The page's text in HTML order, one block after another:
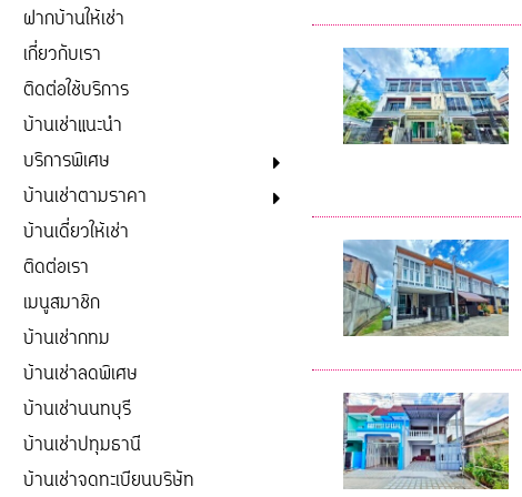
ฝากบ้านให้เช่า
เกี่ยวกับเรา
ติดต่อใช้บริการ
บ้านเช่าแนะนำ
บริการพิเศษ
บ้านเช่าตามราคา
บ้านเดี่ยวให้เช่า
ติดต่อเรา
เมนูสมาชิก
บ้านเช่ากทม
บ้านเช่าลดพิเศษ
บ้านเช่านนทบุรี
บ้านเช่าปทุมธานี
บ้านเช่าจดทะเบียนบริษัท